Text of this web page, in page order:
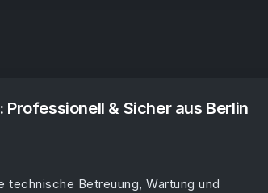
& Sicher aus Berlin
technische Betreuung, Wartung und